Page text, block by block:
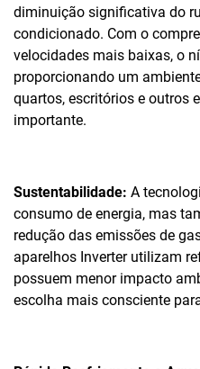
diminuição significativa do
condicionado. Com o
velocidades mais baixas, o
proporcionando um
quartos, escritórios e outros
importante.
Sustentabilidade: A
consumo de energia, mas
redução das emissões de
aparelhos Inverter utilizam
possuem menor impacto
escolha mais consciente